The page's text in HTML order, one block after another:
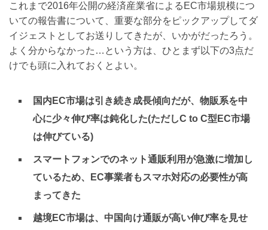
これまで2016年公開の経済産業省によるEC市場規模につ
いての報告書について、重要な部分をピックアップしてダ
イジェストとしてお送りしてきたが、いかがだったろう。
よく分からなかった…という方は、ひとまず以下の3点だ
けでも頭に入れておくとよい。
国内EC市場は引き続き成長傾向だが、物販系を中
心に少々伸び率は鈍化した(ただしC to C型EC市場
は伸びている)
スマートフォンでのネット通販利用が急激に増加し
ているため、EC事業者もスマホ対応の必要性が高
まってきた
越境EC市場は、中国向け通販が高い伸び率を見せ